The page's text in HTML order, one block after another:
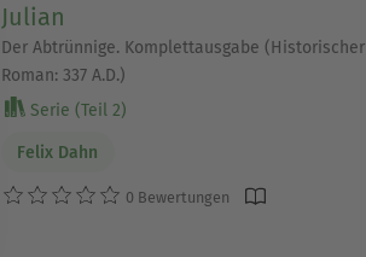
Julian
Der Abtrünnige. Komplettausgabe (Historischer
Roman: 337 A.D.)
Serie (Teil 2)
Felix Dahn
0 Bewertungen